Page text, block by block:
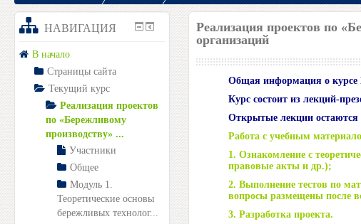
Реализация проектов по «Бережливому производству» ...
Реализация проектов по
организаций
Общая информация о
Курс состоит из лекций-
Открытые лекции остаются
Работа с учебным
1. Ознакомление с
правовые акты и др.);
2. Выполнение тестов по
вопросы размещены после
3. Разработка проекта.
НАВИГАЦИЯ
В начало
Страницы сайта
Текущий курс
Реализация проектов
по «Бережливому
производству» ...
Участники
Общее
Модуль 1.
Теоретические основы
бережливых технолог...